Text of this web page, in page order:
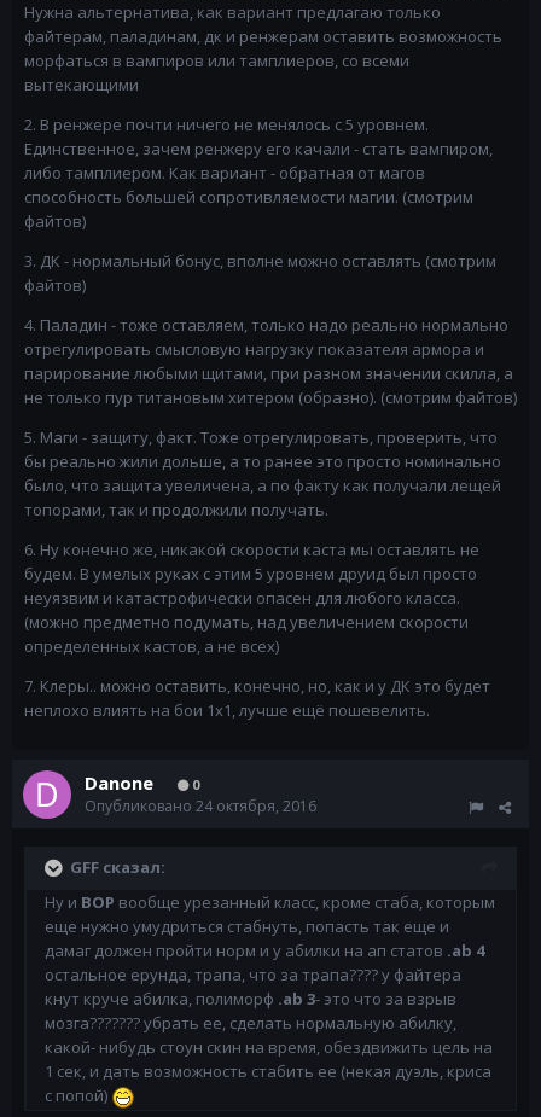
Нужна альтернатива, как вариант предлагаю только
файтерам, паладинам, дк и ренжерам оставить возможность
морфаться в вампиров или тамплиеров, со всеми
вытекающими
2. В ренжере почти ничего не менялось с 5 уровнем.
Единственное, зачем ренжеру его качали - стать вампиром,
либо тамплиером. Как вариант - обратная от магов
способность большей сопротивляемости магии. (смотрим
файтов)
3. ДК - нормальный бонус, вполне можно оставлять (смотрим
файтов)
4. Паладин - тоже оставляем, только надо реально нормально
отрегулировать смысловую нагрузку показателя армора и
парирование любыми щитами, при разном значении скилла, а
не только пур титановым хитером (образно). (смотрим файтов)
5. Маги - защиту, факт. Тоже отрегулировать, проверить, что
бы реально жили дольше, а то ранее это просто номинально
было, что защита увеличена, а по факту как получали лещей
топорами, так и продолжили получать.
6. Ну конечно же, никакой скорости каста мы оставлять не
будем. В умелых руках с этим 5 уровнем друид был просто
неуязвим и катастрофически опасен для любого класса.
(можно предметно подумать, над увеличением скорости
определенных кастов, а не всех)
7. Клеры.. можно оставить, конечно, но, как и у ДК это будет
неплохо влиять на бои 1х1, лучше ещё пошевелить.
Danone 0
Опубликовано 24 октября, 2016
GFF сказал:
Ну и ВОР вообще урезанный класс, кроме стаба, которым
еще нужно умудриться стабнуть, попасть так еще и
дамаг должен пройти норм и у абилки на ап статов .ab 4
остальное ерунда, трапа, что за трапа???? у файтера
кнут круче абилка, полиморф .ab 3- это что за взрыв
мозга??????? убрать ее, сделать нормальную абилку,
какой- нибудь стоун скин на время, обездвижить цель на
1 сек, и дать возможность стабить ее (некая дуэль, криса
с попой)